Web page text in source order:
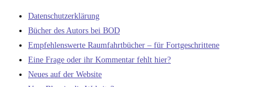
Datenschutzerklärung
Bücher des Autors bei BOD
Empfehlenswerte Raumfahrtbücher – für Fortgeschrittene
Eine Frage oder ihr Kommentar fehlt hier?
Neues auf der Website